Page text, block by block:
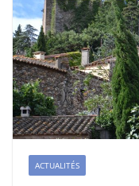
ACTUALITÉS